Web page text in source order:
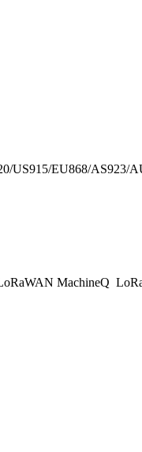
EU868/AS923/
MachineQ